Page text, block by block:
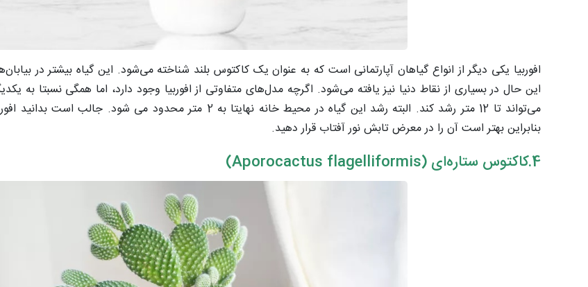
افوربیا یکی دیگر از انواع گیاهان آپارتمانی است که به عنوان یک کاکتوس بلند شناخته می‌شود. این گیاه بیشتر در
این حال در بسیاری از نقاط دنیا نیز یافته می‌شود. اگرچه مدل‌های متفاوتی از افوربیا وجود دارد، اما همگی نسبتا به
می‌تواند تا 12 متر رشد کند. البته رشد این گیاه در محیط خانه نهایتا به 2 متر
بنابراین بهتر است آن را در معرض تابش نور آفتاب قرار دهید.
4.کاکتوس ستاره‌ای (Aporocactus flagelliformis)